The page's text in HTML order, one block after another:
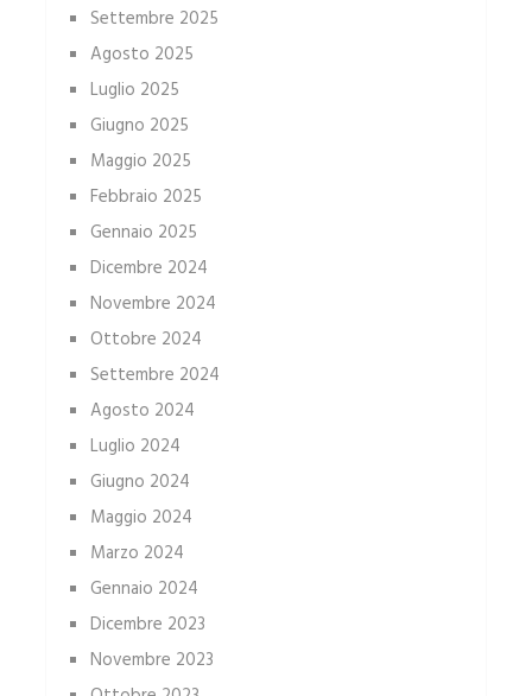
Settembre 2025
Agosto 2025
Luglio 2025
Giugno 2025
Maggio 2025
Febbraio 2025
Gennaio 2025
Dicembre 2024
Novembre 2024
Ottobre 2024
Settembre 2024
Agosto 2024
Luglio 2024
Giugno 2024
Maggio 2024
Marzo 2024
Gennaio 2024
Dicembre 2023
Novembre 2023